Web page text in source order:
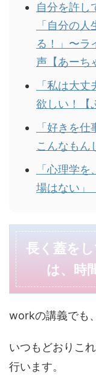
自分を許し
「自分の
る！」〜ラ
声【あーち
「私は大
欲しい！【
「好きを
こんなもん
「心理学
場はない」
長く蓋を
は、時
workの講義でも、
いつもどおりこ
行います。